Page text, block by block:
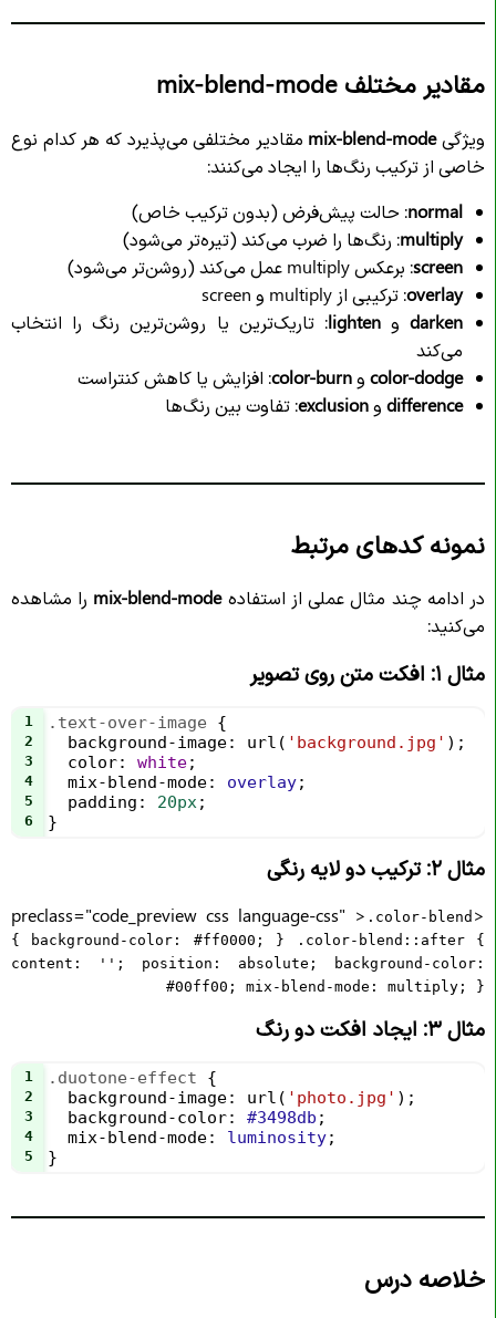
مقادیر مختلف mix-blend-mode
ویژگیmix-blend-mode مقادیر مختلفی می‌پذیرد که هر کدام نوع
خاصی از ترکیب رنگ‌ها را ایجاد می‌کنند:
normal: حالت پیش‌فرض (بدون ترکیب خاص)
multiply: رنگ‌ها را ضرب می‌کند (تیره‌تر می‌شود)
screen: برعکس multiply عمل می‌کند (روشن‌تر می‌شود)
overlay: ترکیبی از multiply و screen
darken وlighten: تاریک‌ترین یا روشن‌ترین رنگ را انتخاب
می‌کند
color-dodge وcolor-burn: افزایش یا کاهش کنتراست
difference وexclusion: تفاوت بین رنگ‌ها
نمونه کدهای مرتبط
در ادامه چند مثال عملی از استفادهmix-blend-mode را مشاهده
می‌کنید:
مثال ۱: افکت متن روی تصویر
1 .text-over-image {
2 background-image: url ( 'background.jpg' );
3 color: white;
4 mix-blend-mode: overlay;
5 padding : 20px ;
6 }
مثال ۲: ترکیب دو لایه رنگی
<preclass="code_preview css language-css" >
.color-blend
{ background-color: #ff0000; } .color-blend::after {
content: ''; position: absolute; background-color:
#00ff00; mix-blend-mode: multiply; }
مثال ۳: ایجاد افکت دو رنگ
1 .duotone-effect {
2 background-image: url ( 'photo.jpg' );
3 background-color: #3498db ;
4 mix-blend-mode: luminosity;
5 }
خلاصه درس